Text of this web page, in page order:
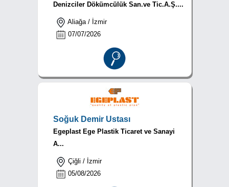
Denizciler Dökümcülük San.ve Tic.A.Ş....
Aliağa / İzmir
07/07/2026
Soğuk Demir Ustası
Egeplast Ege Plastik Ticaret ve Sanayi
A...
Çiğli / İzmir
05/08/2026